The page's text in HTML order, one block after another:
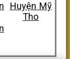
Huyện Mỹ
Tho